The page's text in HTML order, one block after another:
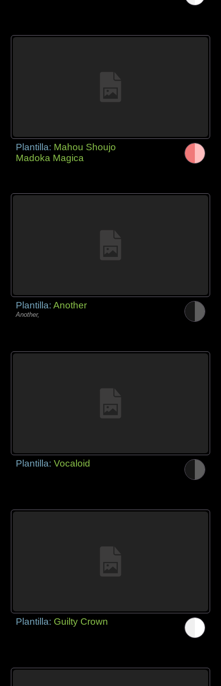
Plantilla: Mahou Shoujo
Madoka Magica
Plantilla:Another
Another,
Plantilla:Vocaloid
Plantilla: Guilty Crown